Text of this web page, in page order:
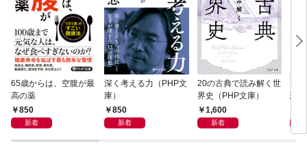
65歳からは、空腹が最
高の薬
850
新着
深く考える力（PHP文
庫）
850
新着
20の古典で読み解く世
界史（PHP文庫）
1,600
新着
面
恐